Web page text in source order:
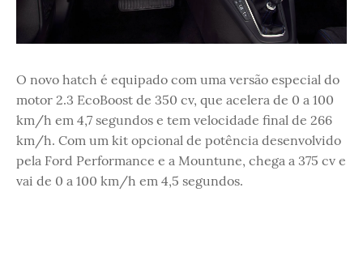
O novo hatch é equipado com uma versão especial do
motor 2.3 EcoBoost de 350 cv, que acelera de 0 a 100
km/h em 4,7 segundos e tem velocidade final de 266
km/h. Com um kit opcional de potência desenvolvido
pela Ford Performance e a Mountune, chega a 375 cv e
vai de 0 a 100 km/h em 4,5 segundos.